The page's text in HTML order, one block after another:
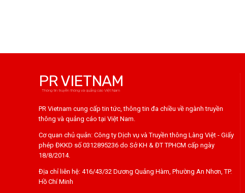
PR VIETNAM
Thông tin truyền thông và quảng cáo Việt Nam
PR Vietnam cung cấp tin tức, thông tin đa chiều về ngành truyền
thông và quảng cáo tại Việt Nam.
Cơ quan chủ quản: Công ty Dịch vụ và Truyền thông Làng Việt - Giấy
phép ĐKKD số 0312895236 do Sở KH & ĐT TPHCM cấp ngày
18/8/2014.
Địa chỉ liên hệ: 416/43/32 Dương Quảng Hàm, Phường An Nhơn, TP.
Hồ Chí Minh